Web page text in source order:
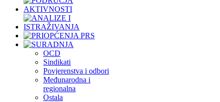
OCD
Sindikati
Povjerenstva i odbori
Međunarodna i
regionalna
Ostala